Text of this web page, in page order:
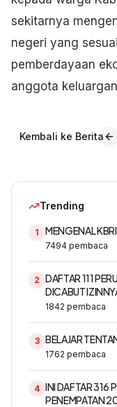
sekitarnya
negeri yang
pemberdayaan
anggota
Kembali ke Berita
Trending
1 MENGENAL KBRI
7494 pembaca
2 DAFTAR 111
DICABUT
1842 pembaca
3 BELAJAR
1762 pembaca
4 INI DAFTAR 316
PENEMPATAN